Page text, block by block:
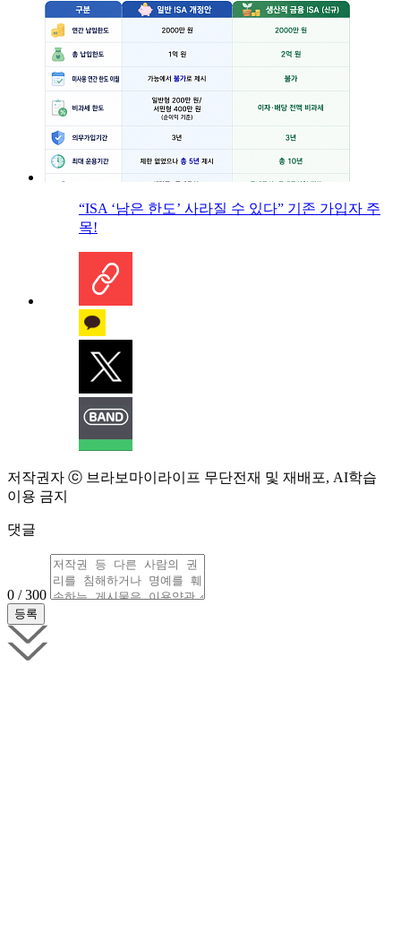
“ISA ‘남은 한도’ 사라질 수 있다” 기존 가입자 주
목!
저작권자 ⓒ 브라보마이라이프 무단전재 및 재배포, AI학습
이용 금지
댓글
0 / 300